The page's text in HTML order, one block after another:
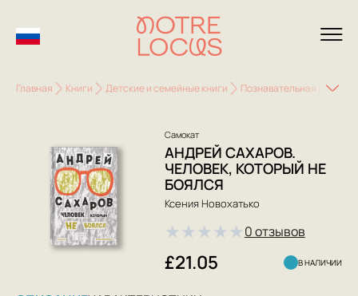
Главная Книги Детские и семейные книги Познавательная
Самокат
АНДРЕЙ САХАРОВ.
ЧЕЛОВЕК, КОТОРЫЙ НЕ
БОЯЛСЯ
Ксения Новохатько
★★★★★0 отзывов
£21.05 В НАЛИЧИИ